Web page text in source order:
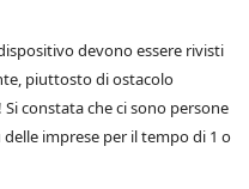
devono essere rivisti
piuttosto di ostacolo
constata che ci sono persone
imprese per il tempo di 1 o